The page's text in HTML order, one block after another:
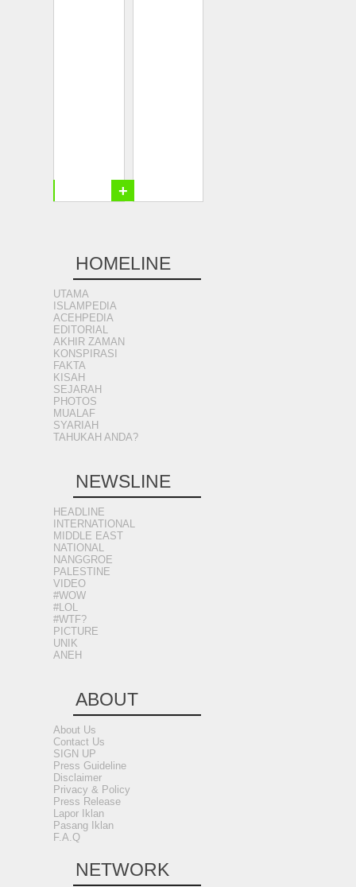
+
HOMELINE
UTAMA
ISLAMPEDIA
ACEHPEDIA
EDITORIAL
AKHIR ZAMAN
KONSPIRASI
FAKTA
KISAH
SEJARAH
PHOTOS
MUALAF
SYARIAH
TAHUKAH ANDA?
NEWSLINE
HEADLINE
INTERNATIONAL
MIDDLE EAST
NATIONAL
NANGGROE
PALESTINE
VIDEO
#WOW
#LOL
#WTF?
PICTURE
UNIK
ANEH
ABOUT
About Us
Contact Us
SIGN UP
Press Guideline
Disclaimer
Privacy & Policy
Press Release
Lapor Iklan
Pasang Iklan
F.A.Q
NETWORK